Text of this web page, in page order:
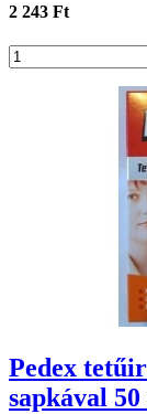
2 243 Ft
Pedex
sapkával 50